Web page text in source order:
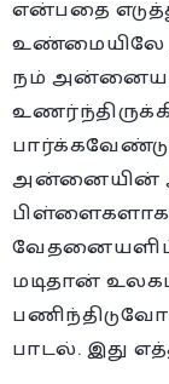
என்பதை
நம்
அன்னையின்
மடிதான்
பாடல். இது